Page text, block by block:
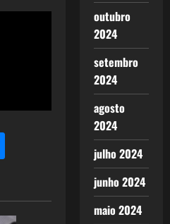
outubro
2024
setembro
2024
agosto
2024
julho 2024
junho 2024
maio 2024